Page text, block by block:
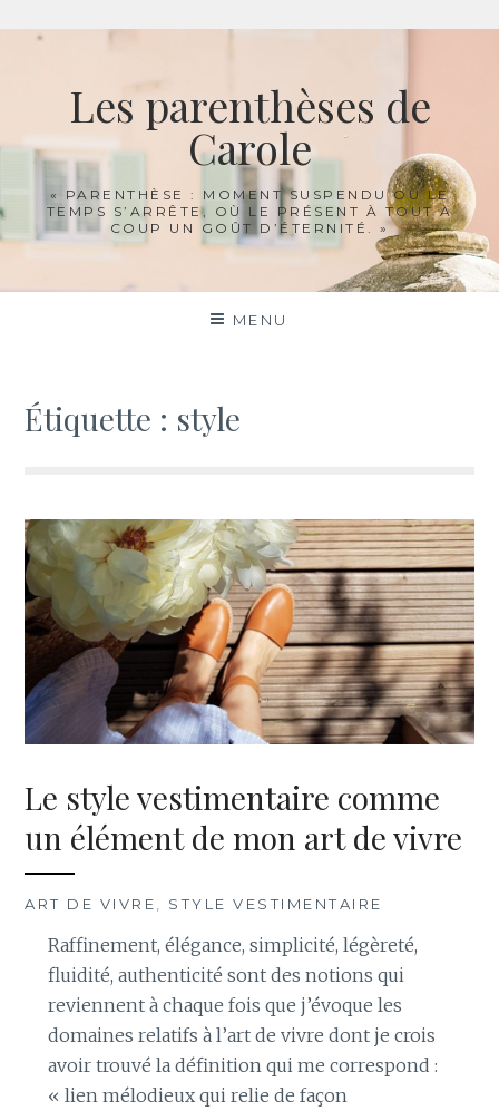
Aller
Les parenthèses de
Carole
« PARENTHÈSE : MOMENT SUSPENDU OÙ LE
TEMPS S’ARRÊTE, OÙ LE PRÉSENT À TOUT À
COUP UN GOÛT D’ÉTERNITÉ. »
MENU
Étiquette : style
Le style vestimentaire comme
un élément de mon art de vivre
ART DE VIVRE STYLE VESTIMENTAIRE
Raffinement, élégance, simplicité, légèreté,
fluidité, authenticité sont des notions qui
reviennent à chaque fois que j’évoque les
domaines relatifs à l’art de vivre dont je crois
avoir trouvé la définition qui me correspond :
« lien mélodieux qui relie de façon